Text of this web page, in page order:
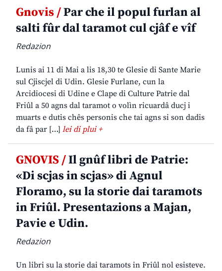
Gnovis /Par che il popul furlan al
salti fûr dal taramot cul cjâf e vîf
Redazion
Lunis ai 11 di Mai a lis 18,30 te Glesie di Sante Marie
sul Cjiscjel di Udin. Glesie Furlane, cun la
Arcidiocesi di Udine e Clape di Culture Patrie dal
Friûl a 50 agns dal taramot o volìn ricuardâ ducj i
muarts e dutis chês personis che tai agns si son dadis
da fâ par […] lei di plui +
GNOVIS /Il gnûf libri de Patrie:
«Di scjas in scjas» di Agnul
Floramo, su la storie dai taramots
in Friûl. Presentazions a Majan,
Pavie e Udin.
Redazion
Un libri su la storie dai taramots in Friûl nol esisteve.